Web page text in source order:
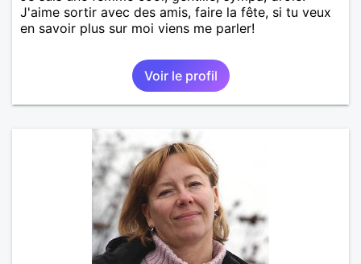
J'aime sortir avec des amis, faire la fête, si tu veux
en savoir plus sur moi viens me parler!
Voir le profil